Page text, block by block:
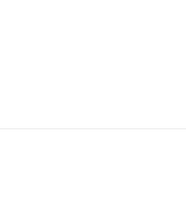
в российской столице с 26 сентября по 1
прислали дизайнеры, коллекции
в 2011 году и расположенная в
компанией, объединяющей